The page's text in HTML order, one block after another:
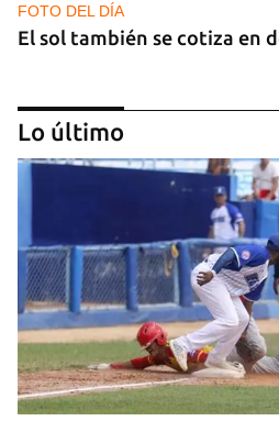
FOTO DEL DÍA
El sol también se cotiza en
GAS
Los puntos de ProGas
Habana tras agotarse las
Lo último